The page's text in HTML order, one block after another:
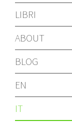
LIBRI
ABOUT
BLOG
EN
IT